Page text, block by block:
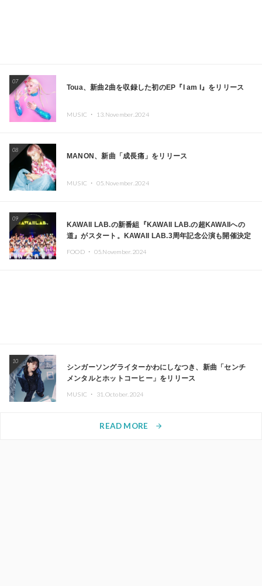
07
Toua、新曲2曲を収録した初のEP『I am I』をリリース
MUSIC ・ 13.November.2024
08
MANON、新曲「成長痛」をリリース
MUSIC ・ 05.November.2024
09
KAWAII LAB.の新番組『KAWAII LAB.の超KAWAIIへの
道』がスタート。KAWAII LAB.3周年記念公演も開催決定
FOOD ・ 05.November.2024
10
シンガーソングライターかわにしなつき、新曲「センチ
メンタルとホットコーヒー」をリリース
MUSIC ・ 31.October.2024
READ MORE arrow_forward